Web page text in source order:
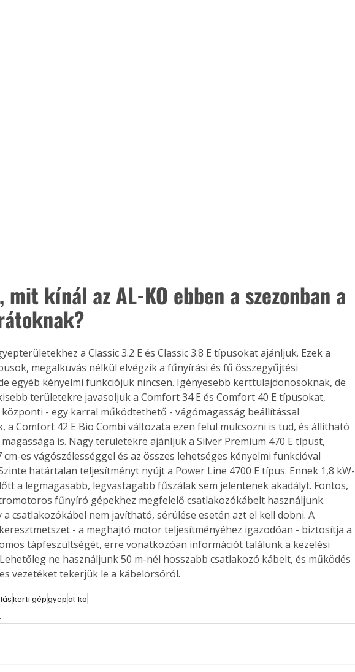
az
Old
új,
egyedi
vagy
Bárhol,
Együtt jobban megéri!
Bővebb információ itt!
Együtt jobban megéri! A
könyvek tetszőleges
párosítással kedvezményes
áron, 0 Ft postaköltséggel
megrendelhetők!
mit kínál az AL-KO ebben a szezonban a
a Classic 3.2 E és Classic 3.8 E típusokat ajánljuk. Ezek a
megalkuvás nélkül elvégzik a fűnyírási és fű összegyűjtési
egyéb kényelmi funkciójuk nincsen. Igényesebb kerttulajdonosoknak, de
területekre javasoljuk a Comfort 34 E és Comfort 40 E típusokat,
- egy karral működtethető - vágómagasság beállítással
a Comfort 42 E Bio Combi változata ezen felül mulcsozni is tud, és állítható
is. Nagy területekre ajánljuk a Silver Premium 470 E típust,
cm-es vágószélességgel és az összes lehetséges kényelmi funkcióval
határtalan teljesítményt nyújt a Power Line 4700 E típus. Ennek 1,8 kW-
a legmagasabb, legvastagabb fűszálak sem jelentenek akadályt. Fontos,
fűnyíró gépekhez megfelelő csatlakozókábelt használjunk.
a csatlakozókábel nem javítható, sérülése esetén azt el kell dobni. A
- a meghajtó motor teljesítményéhez igazodóan - biztosítja a
tápfeszültségét, erre vonatkozóan információt találunk a kezelési
ne használjunk 50 m-nél hosszabb csatlakozó kábelt, és működés
vezetéket tekerjük le a kábelorsóról.
kerti gépgyepal-ko